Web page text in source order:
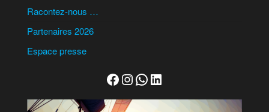
Racontez-nous …
Partenaires 2026
Espace presse
Facebook
Instagram
WhatsApp
LinkedIn